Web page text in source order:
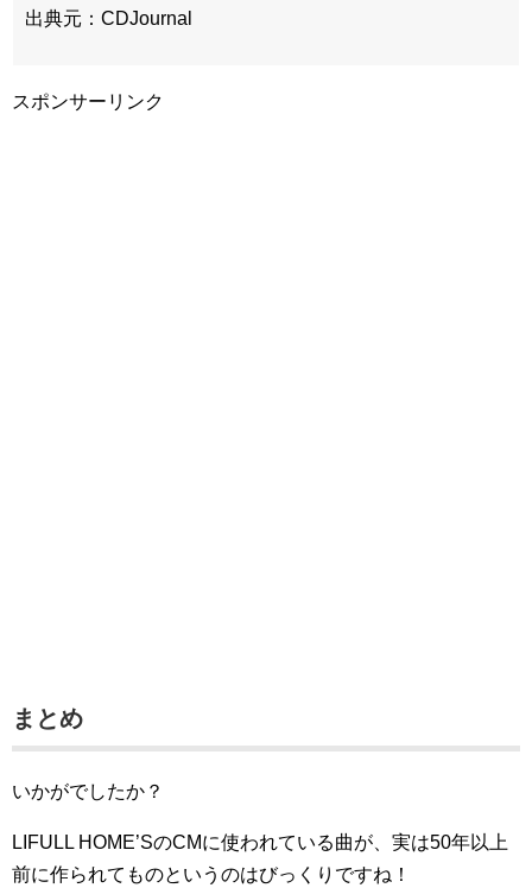
出典元：CDJournal
スポンサーリンク
まとめ
いかがでしたか？
LIFULL HOME’SのCMに使われている曲が、実は50年以上
前に作られてものというのはびっくりですね！